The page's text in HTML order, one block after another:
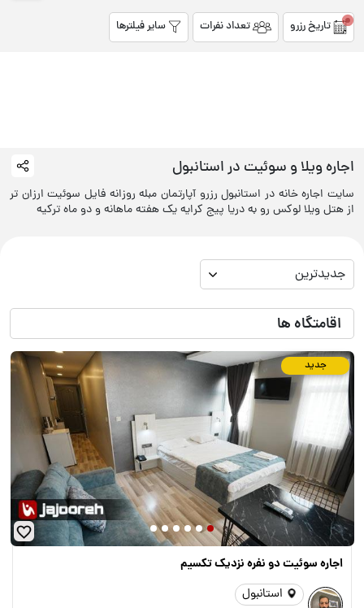
تاریخ رزرو تعداد نفرات سایر فیلترها
اجاره ویلا و سوئیت دراستانبول
سایت اجاره خانه در استانبول رزرو آپارتمان مبله روزانه فایل سوئیت ارزان تر
از هتل ویلا لوکس رو به دریا پیج کرایه یک هفته ماهانه و دو ماه ترکیه
جدیدترین
اقامتگاه ها
جدید
اجاره سوئیت دو نفره نزدیک تکسیم
استانبول